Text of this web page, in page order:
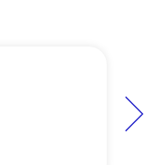
Další